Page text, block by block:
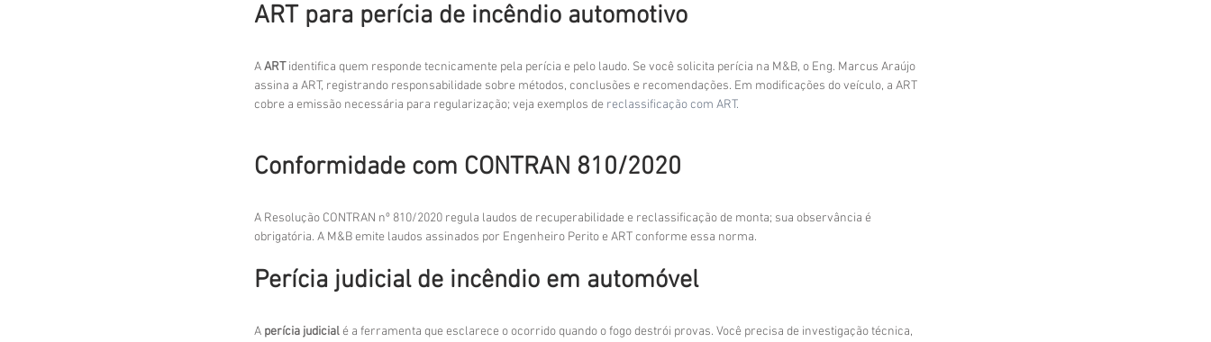
ART para perícia de incêndio automotivo
A ART identifica quem responde tecnicamente pela perícia e pelo laudo. Se você solicita perícia na M&B, o Eng. Marcus Araújo
assina a ART, registrando responsabilidade sobre métodos, conclusões e recomendações. Em modificações do veículo, a ART
cobre a emissão necessária para regularização; veja exemplos de reclassificação com ART.
Conformidade com CONTRAN 810/2020
A Resolução CONTRAN nº 810/2020 regula laudos de recuperabilidade e reclassificação de monta; sua observância é
obrigatória. A M&B emite laudos assinados por Engenheiro Perito e ART conforme essa norma.
Perícia judicial de incêndio em automóvel
A perícia judicial é a ferramenta que esclarece o ocorrido quando o fogo destrói provas. Você precisa de investigação técnica,